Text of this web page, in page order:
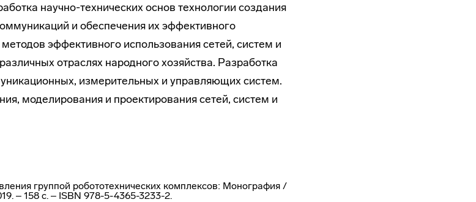
научно-технических основ технологии создания
и обеспечения их эффективного
эффективного использования сетей, систем и
отраслях народного хозяйства. Разработка
измерительных и управляющих систем.
моделирования и проектирования сетей, систем и
группой робототехнических комплексов: Монография /
‒ 158 с. ‒ ISBN 978-5-4365-3233-2.